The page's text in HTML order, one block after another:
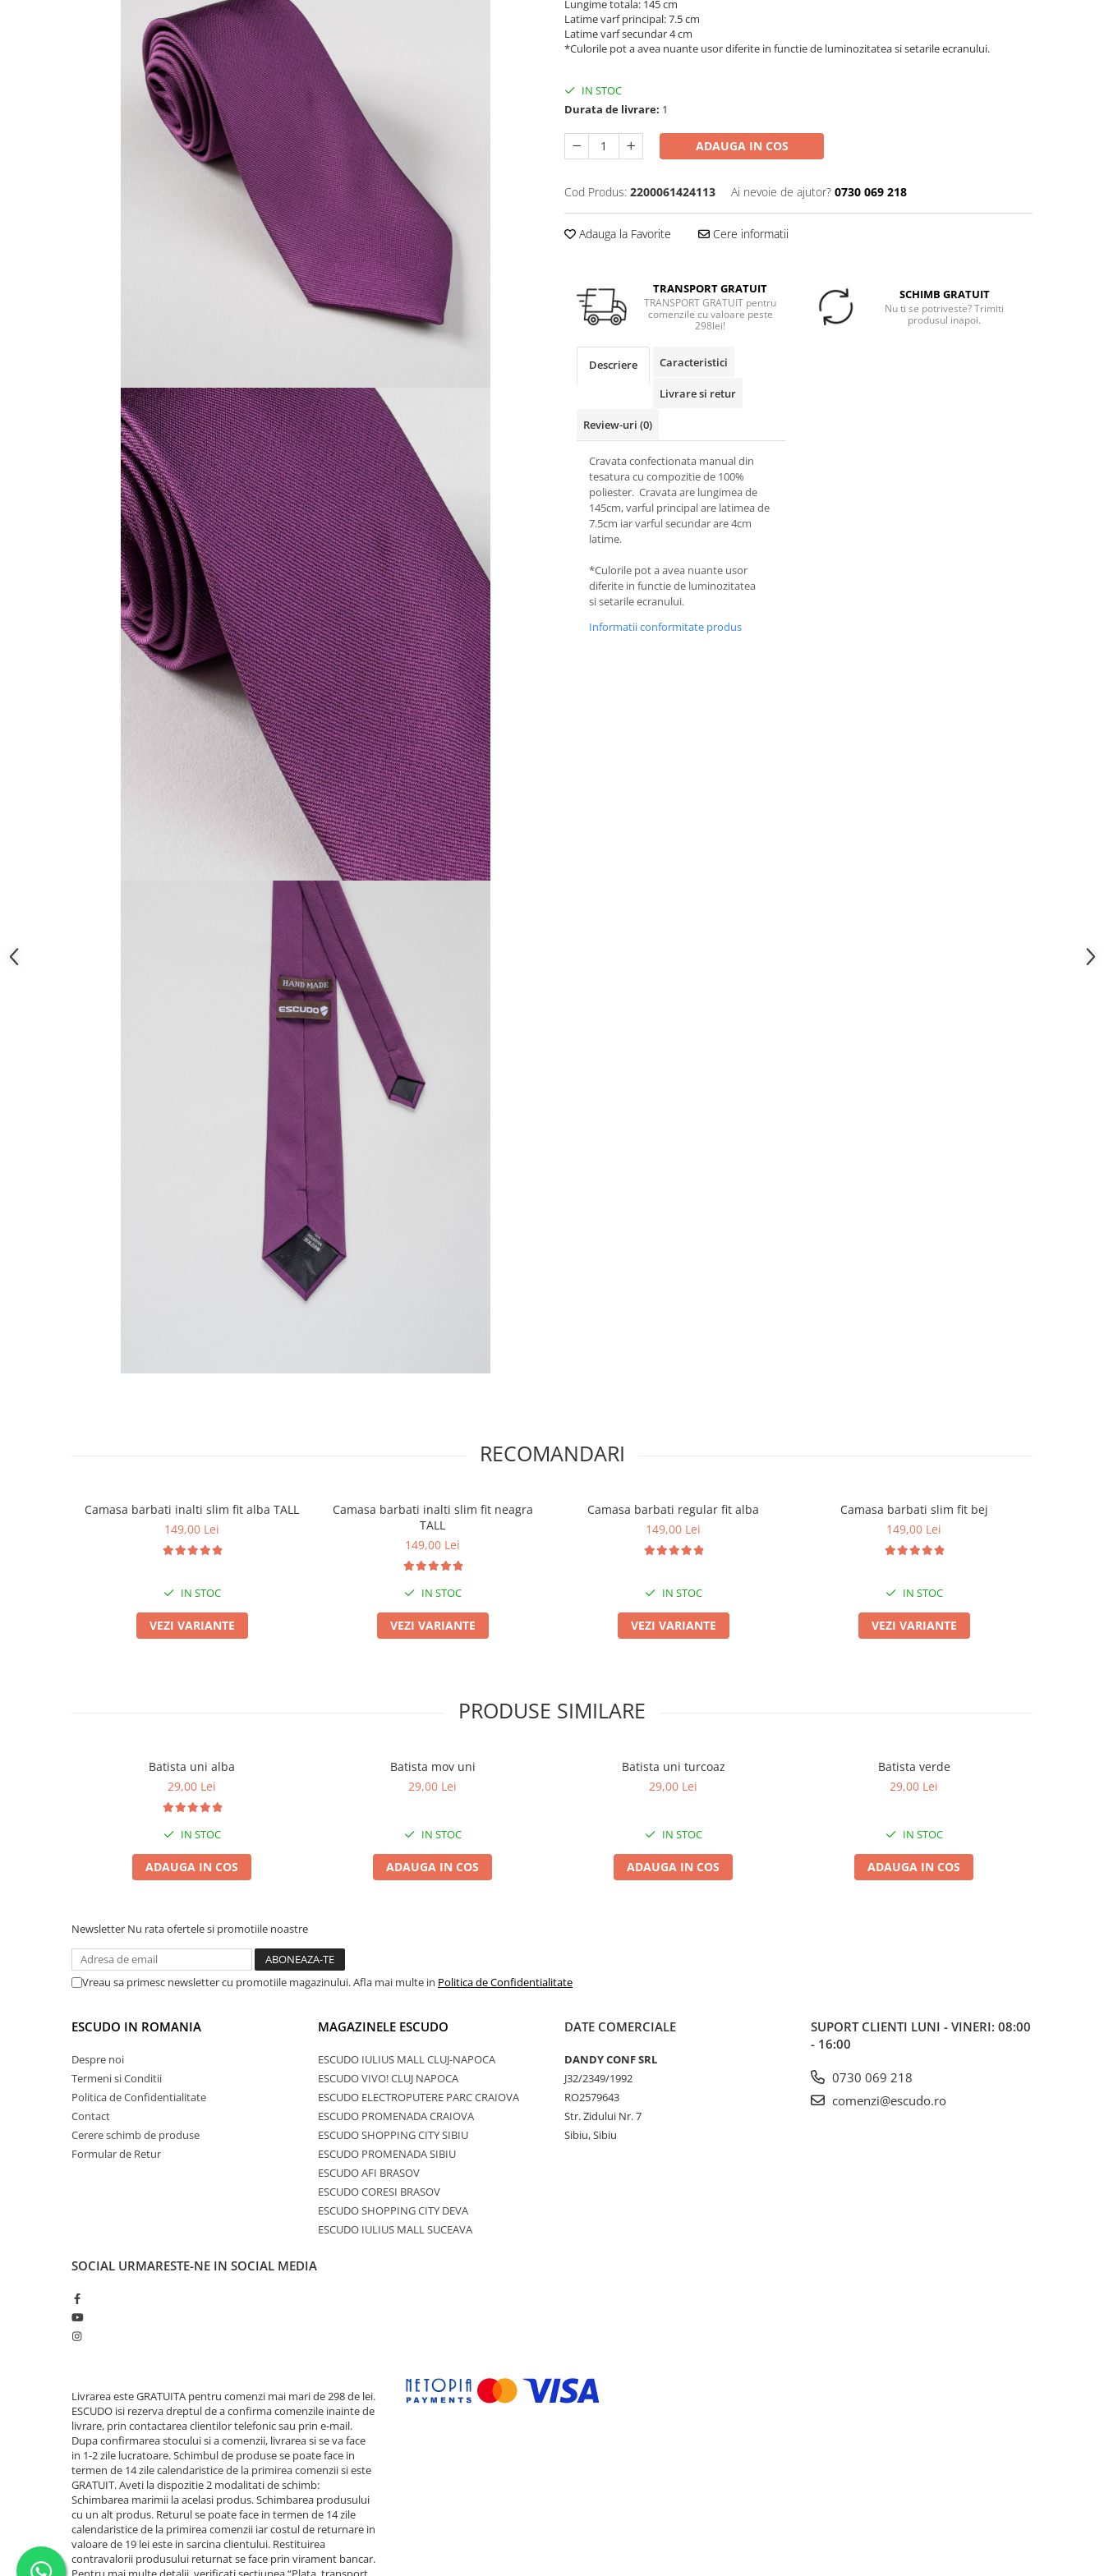
Lungime totala: 145 cm
Latime varf principal: 7.5 cm
Latime varf secundar 4 cm
*Culorile pot a avea nuante usor diferite in functie de luminozitatea si setarile ecranului.
IN STOC
Durata de livrare: 1
ADAUGA IN COS
Cod Produs: 2200061424113 Ai nevoie de ajutor? 0730 069 218
Adauga la Favorite Cere informatii
TRANSPORT GRATUIT
TRANSPORT GRATUIT pentru
comenzile cu valoare peste
298lei!
SCHIMB GRATUIT
Nu ti se potriveste? Trimiti
produsul inapoi.
Descriere Caracteristici
Livrare si retur
Review-uri (0)
Cravata confectionata manual din
tesatura cu compozitie de 100%
poliester. Cravata are lungimea de
145cm, varful principal are latimea de
7.5cm iar varful secundar are 4cm
latime.
*Culorile pot a avea nuante usor
diferite in functie de luminozitatea
si setarile ecranului.
Informatii conformitate produs
RECOMANDARI
Camasa barbati inalti slim fit alba TALL
149,00 Lei
IN STOC
VEZI VARIANTE
Camasa barbati inalti slim fit neagra
TALL
149,00 Lei
IN STOC
VEZI VARIANTE
Camasa barbati regular fit alba
149,00 Lei
IN STOC
VEZI VARIANTE
Camasa barbati slim fit bej
149,00 Lei
IN STOC
VEZI VARIANTE
PRODUSE SIMILARE
Batista uni alba
29,00 Lei
IN STOC
ADAUGA IN COS
Batista mov uni
29,00 Lei
IN STOC
ADAUGA IN COS
Batista uni turcoaz
29,00 Lei
IN STOC
ADAUGA IN COS
Batista verde
29,00 Lei
IN STOC
ADAUGA IN COS
Newsletter Nu rata ofertele si promotiile noastre
Vreau sa primesc newsletter cu promotiile magazinului. Afla mai multe in Politica de Confidentialitate
ESCUDO IN ROMANIA
Despre noi
Termeni si Conditii
Politica de Confidentialitate
Contact
Cerere schimb de produse
Formular de Retur
MAGAZINELE ESCUDO
ESCUDO IULIUS MALL CLUJ-NAPOCA
ESCUDO VIVO! CLUJ NAPOCA
ESCUDO ELECTROPUTERE PARC CRAIOVA
ESCUDO PROMENADA CRAIOVA
ESCUDO SHOPPING CITY SIBIU
ESCUDO PROMENADA SIBIU
ESCUDO AFI BRASOV
ESCUDO CORESI BRASOV
ESCUDO SHOPPING CITY DEVA
ESCUDO IULIUS MALL SUCEAVA
DATE COMERCIALE
DANDY CONF SRL
J32/2349/1992
RO2579643
Str. Zidului Nr. 7
Sibiu, Sibiu
SUPORT CLIENTI LUNI - VINERI: 08:00
- 16:00
0730 069 218
comenzi@escudo.ro
SOCIAL URMARESTE-NE IN SOCIAL MEDIA
Livrarea este GRATUITA pentru comenzi mai mari de 298 de lei.
ESCUDO isi rezerva dreptul de a confirma comenzile inainte de
livrare, prin contactarea clientilor telefonic sau prin e-mail.
Dupa confirmarea stocului si a comenzii, livrarea si se va face
in 1-2 zile lucratoare. Schimbul de produse se poate face in
termen de 14 zile calendaristice de la primirea comenzii si este
GRATUIT. Aveti la dispozitie 2 modalitati de schimb:
Schimbarea marimii la acelasi produs. Schimbarea produsului
cu un alt produs. Returul se poate face in termen de 14 zile
calendaristice de la primirea comenzii iar costul de returnare in
valoare de 19 lei este in sarcina clientului. Restituirea
contravalorii produsului returnat se face prin virament bancar.